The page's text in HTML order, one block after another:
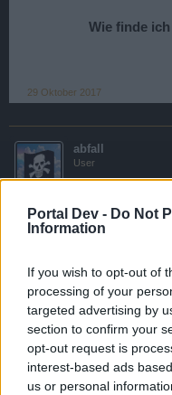
Portal Dev - Do Not
Information
If you wish to opt-out of
processing of your
targeted advertising by
section to confirm your
opt-out request is
interest-based ads
us or personal
Wie finde
29 Oktober 2017
abfall
User
Die Besatzung ist dazu
Evakuierung und das
der ersten 24 Stunden
durchzuspielen.
30 Oktober 2017